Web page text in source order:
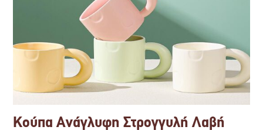
Κούπα Ανάγλυφη Στρογγυλή Λαβή